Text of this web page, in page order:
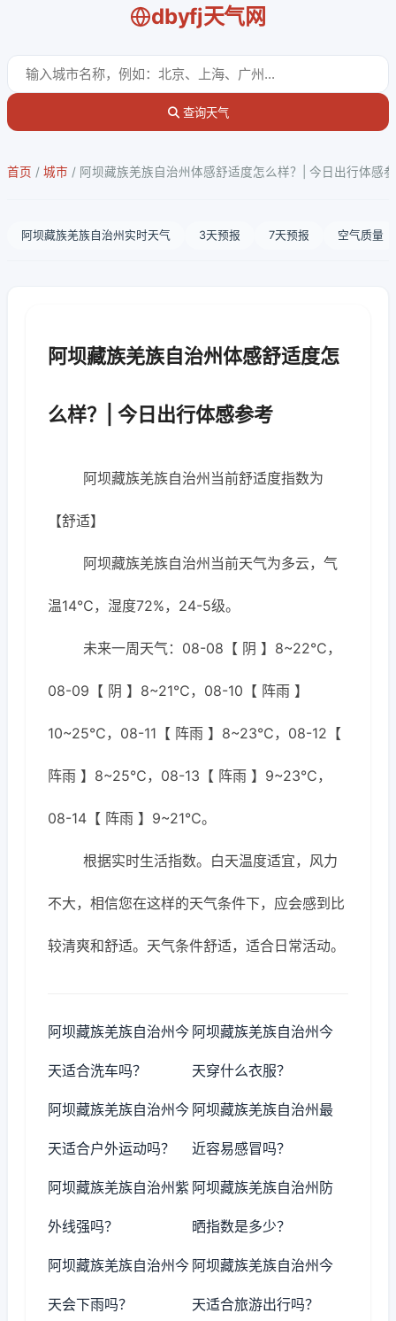
dbyfj天气网
查询天气
首页 / 城市 / 阿坝藏族羌族自治州体感舒适度怎么样？| 今日出行体感
阿坝藏族羌族自治州实时天气 3天预报 7天预报 空气质量
阿坝藏族羌族自治州体感舒适度怎
么样？| 今日出行体感参考
阿坝藏族羌族自治州当前舒适度指数为
【舒适】
阿坝藏族羌族自治州当前天气为多云，气
温14℃，湿度72%，24-5级。
未来一周天气：08-08【 阴 】8~22℃，
08-09【 阴 】8~21℃，08-10【 阵雨 】
10~25℃，08-11【 阵雨 】8~23℃，08-12【
阵雨 】8~25℃，08-13【 阵雨 】9~23℃，
08-14【 阵雨 】9~21℃。
根据实时生活指数。白天温度适宜，风力
不大，相信您在这样的天气条件下，应会感到比
较清爽和舒适。天气条件舒适，适合日常活动。
阿坝藏族羌族自治州今
天适合洗车吗？
阿坝藏族羌族自治州今
天穿什么衣服？
阿坝藏族羌族自治州今
天适合户外运动吗？
阿坝藏族羌族自治州最
近容易感冒吗？
阿坝藏族羌族自治州紫
外线强吗？
阿坝藏族羌族自治州防
晒指数是多少？
阿坝藏族羌族自治州今
天会下雨吗？
阿坝藏族羌族自治州今
天适合旅游出行吗？